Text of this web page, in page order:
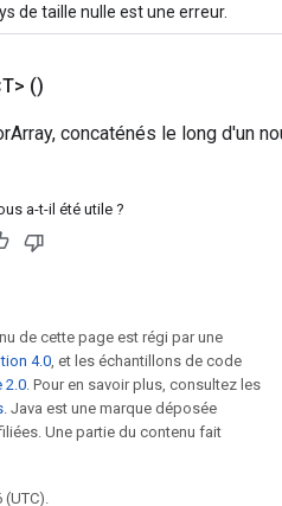
de taille nulle est une erreur.
()
concaténés le long d'un
a-t-il été utile ?
de cette page est régi par une
4.0, et les échantillons de code
2.0. Pour en savoir plus, consultez les
. Java est une marque déposée
Une partie du contenu fait
(UTC).